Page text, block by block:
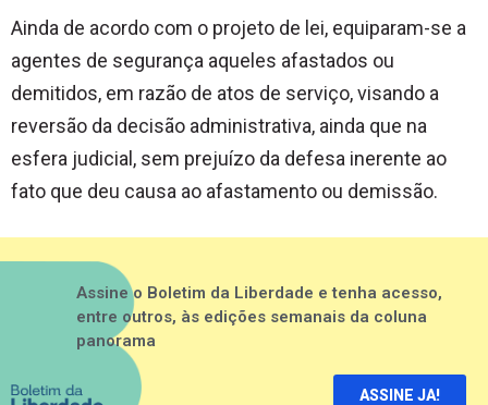
Ainda de acordo com o projeto de lei, equiparam-se a
agentes de segurança aqueles afastados ou
demitidos, em razão de atos de serviço, visando a
reversão da decisão administrativa, ainda que na
esfera judicial, sem prejuízo da defesa inerente ao
fato que deu causa ao afastamento ou demissão.
Assine o Boletim da Liberdade e tenha acesso,
entre outros, às edições semanais da coluna
panorama
ASSINE JA!